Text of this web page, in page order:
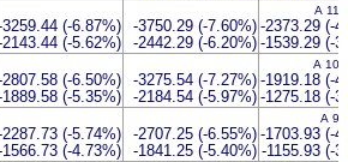
3259.44 (-6.87%)
2143.44 (-5.62%)
-3750.29 (-7.60%)
-2442.29 (-6.20%)
A 11
-2373.29 (-
-1539.29 (-
2807.58 (-6.50%)
1889.58 (-5.35%)
-3275.54 (-7.27%)
-2184.54 (-5.97%)
A 10
-1919.18 (-
-1275.18 (-
2287.73 (-5.74%)
1566.73 (-4.73%)
-2707.25 (-6.55%)
-1841.25 (-5.40%)
A 9
-1703.93 (-
-1155.93 (-